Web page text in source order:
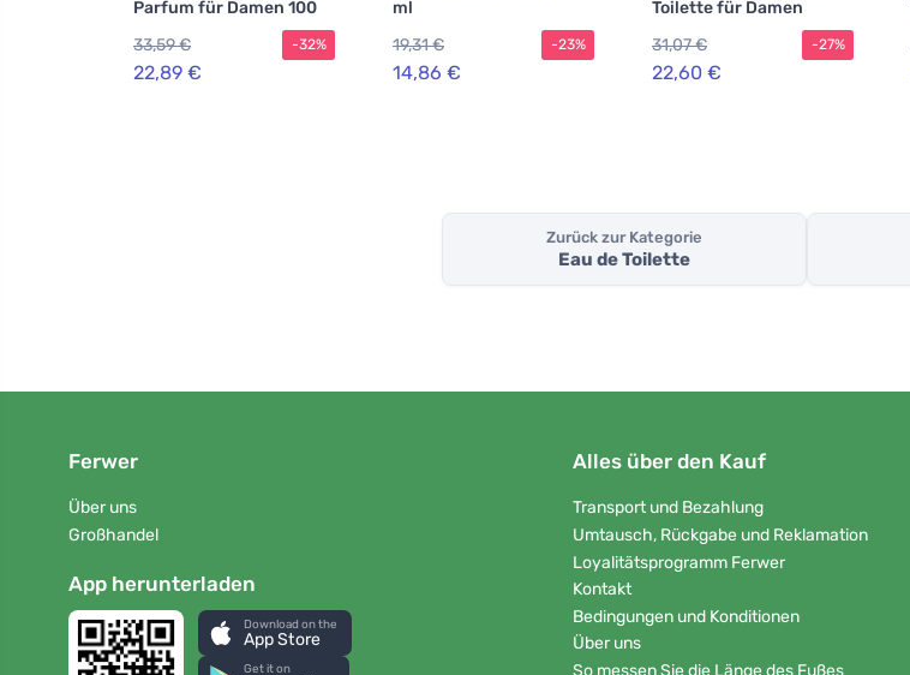
Parfum für Damen 100
33,59 €
22,89 €
-32%
ml
19,31 €
14,86 €
-23%
Toilette für Damen
31,07 €
22,60 €
-27%
Zurück zur Kategorie
Eau de Toilette
Ferwer
Über uns
Großhandel
App herunterladen
Download on the
App Store
Get it on
Alles über den Kauf
Transport und Bezahlung
Umtausch, Rückgabe und Reklamation
Loyalitätsprogramm Ferwer
Kontakt
Bedingungen und Konditionen
Über uns
So messen Sie die Länge des Fußes